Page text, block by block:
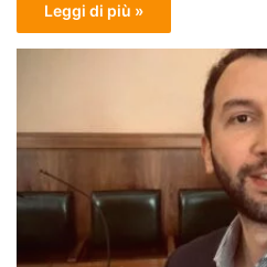
Leggi di più »